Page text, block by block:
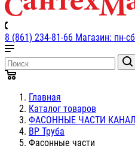
8 (861) 234-81-66 Магазин: пн-
Главная
Каталог товаров
ФАСОННЫЕ ЧАСТИ
ВР Труба
Фасонные части